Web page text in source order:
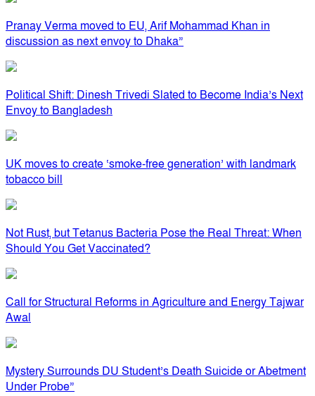
Pranay Verma moved to EU, Arif Mohammad Khan in
discussion as next envoy to Dhaka”
Political Shift: Dinesh Trivedi Slated to Become India’s Next
Envoy to Bangladesh
UK moves to create ‘smoke-free generation’ with landmark
tobacco bill
Not Rust, but Tetanus Bacteria Pose the Real Threat: When
Should You Get Vaccinated?
Call for Structural Reforms in Agriculture and Energy Tajwar
Awal
Mystery Surrounds DU Student’s Death Suicide or Abetment
Under Probe”